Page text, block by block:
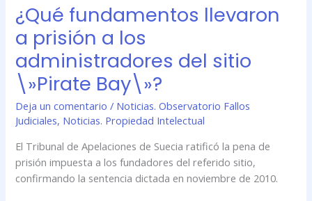
¿Qué fundamentos llevaron
a prisión a los
administradores del sitio
\»Pirate Bay\»?
Deja un comentario / Noticias. Observatorio Fallos
Judiciales, Noticias. Propiedad Intelectual
El Tribunal de Apelaciones de Suecia ratificó la pena de
prisión impuesta a los fundadores del referido sitio,
confirmando la sentencia dictada en noviembre de 2010.
Bay\»?